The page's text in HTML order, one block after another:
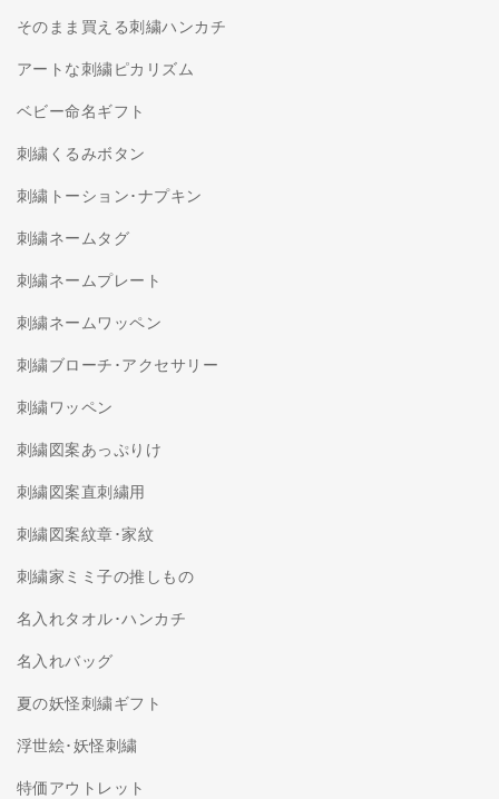
そのまま買える刺繍ハンカチ
アートな刺繍ピカリズム
ベビー命名ギフト
刺繍くるみボタン
刺繍トーション･ナプキン
刺繍ネームタグ
刺繍ネームプレート
刺繍ネームワッペン
刺繍ブローチ･アクセサリー
刺繍ワッペン
刺繍図案あっぷりけ
刺繍図案直刺繍用
刺繍図案紋章･家紋
刺繍家ミミ子の推しもの
名入れタオル･ハンカチ
名入れバッグ
夏の妖怪刺繍ギフト
浮世絵･妖怪刺繍
特価アウトレット